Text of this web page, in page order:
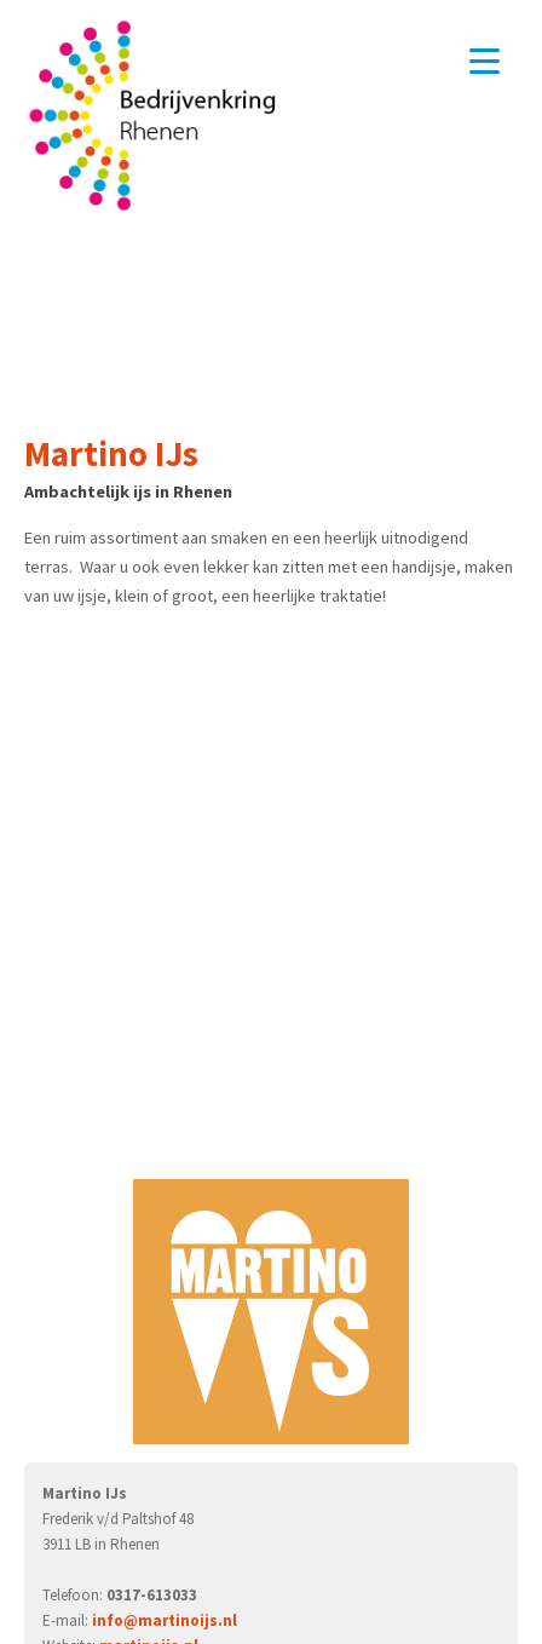
Martino IJs
Ambachtelijk ijs in Rhenen
Een ruim assortiment aan smaken en een heerlijk uitnodigend
terras. Waar u ook even lekker kan zitten met een handijsje, maken
van uw ijsje, klein of groot, een heerlijke traktatie!
Martino IJs
Frederik v/d Paltshof 48
3911 LB in Rhenen
Telefoon: 0317-613033
E-mail: info@martinoijs.nl